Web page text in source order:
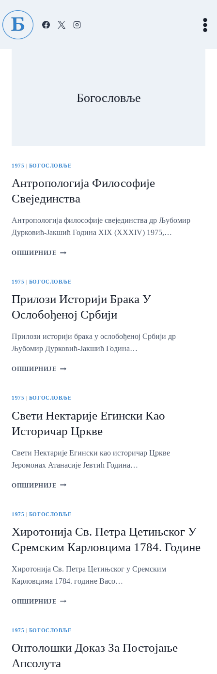
to
content
Богословље
1975 | БОГОСЛОВЉЕ
Антропологија Философије
Свејединства
Антропологија философије свејединства др Љубомир
Дурковић-Јакшић Година XIX (ХХХIV) 1975,…
ОПШИРНИЈЕ АНТРОПОЛОГИЈА
1975 | БОГОСЛОВЉЕ
Прилози Историји Брака У
Ослобођеној Србији
Прилози историји брака у ослобођеној Србији др
Љубомир Дурковић-Јакшић Година…
ОПШИРНИЈЕ ПРИЛОЗИ
У
СРБИЈИ
1975 БОГОСЛОВЉЕ
Свети Нектарије Егински Као
Историчар Цркве
Свети Нектарије Егински као историчар Цркве
Јеромонах Атанасије Јевтић Година…
ОПШИРНИЈЕ СВЕТИ
КАО
ЦРКВЕ
1975 | БОГОСЛОВЉЕ
Хиротонија Св. Петра Цетињског У
Сремским Карловцима 1784. Године
Хиротонија Св. Петра Цетињског у Сремским
Карловцима 1784. године Васо…
ОПШИРНИЈЕ ХИРОТОНИЈА
ЦЕТИЊСКОГ
СРЕМСКИМ
1784.
1975 | БОГОСЛОВЉЕ
Онтолошки Доказ За Постојање
Апсолута